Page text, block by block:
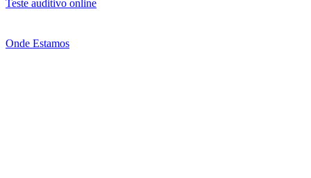
Teste auditivo online
Onde Estamos